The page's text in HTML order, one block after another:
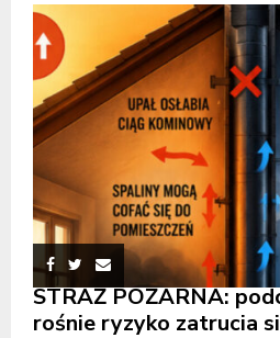
STRAŻ POŻARNA:
rośnie ryzyko zatrucia